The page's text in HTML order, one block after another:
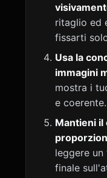
ritaglio ed
fissarti
Usa la
immagini
mostra i
e coerente.
Mantieni il
leggere
finale